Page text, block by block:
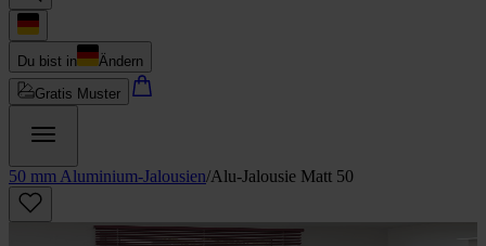
Du bist in
Ändern
Gratis Muster
50 mm Aluminium-Jalousien/Alu-Jalousie Matt 50